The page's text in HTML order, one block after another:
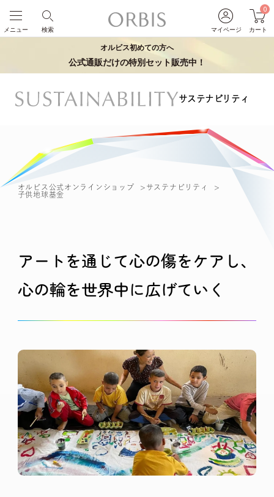
マイページ
0
カート
検索
メニュー
オルビス初めての方へ
公式通販だけの特別セット販売中！
サステナビリティ
オルビス公式オンラインショップ
サステナビリティ
子供地球基金
アートを通じて心の傷をケアし、
心の輪を世界中に広げていく